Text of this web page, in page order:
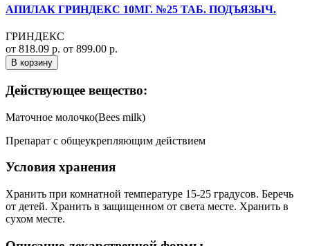
АПИЛАК ГРИНДЕКС 10МГ. №25 ТАБ. ПОДЪЯЗЫЧ.
ГРИНДЕКС
от 818.09 р. от 899.00 р.
В корзину
Действующее вещество:
Маточное молочко(Bees milk)
Препарат с общеукрепляющим действием
Условия хранения
Хранить при комнатной температуре 15-25 градусов. Беречь
от детей. Хранить в защищенном от света месте. Хранить в
сухом месте.